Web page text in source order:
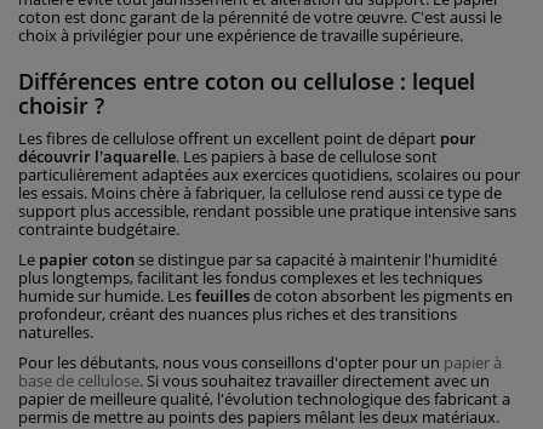
coton est donc garant de la pérennité de votre œuvre. C'est aussi le
choix à privilégier pour une expérience de travaille supérieure.
Différences entre coton ou cellulose : lequel
choisir ?
Les fibres de cellulose offrent un excellent point de départ pour
découvrir l'aquarelle. Les papiers à base de cellulose sont
particulièrement adaptées aux exercices quotidiens, scolaires ou pour
les essais. Moins chère à fabriquer, la cellulose rend aussi ce type de
support plus accessible, rendant possible une pratique intensive sans
contrainte budgétaire.
Le papier cotonse distingue par sa capacité à maintenir l'humidité
plus longtemps, facilitant les fondus complexes et les techniques
humide sur humide. Lesfeuillesde coton absorbent les pigments en
profondeur, créant des nuances plus riches et des transitions
naturelles.
Pour les débutants, nous vous conseillons d'opter pour un papier à
base de cellulose. Si vous souhaitez travailler directement avec un
papier de meilleure qualité, l'évolution technologique des fabricant a
permis de mettre au points des papiers mêlant les deux matériaux.